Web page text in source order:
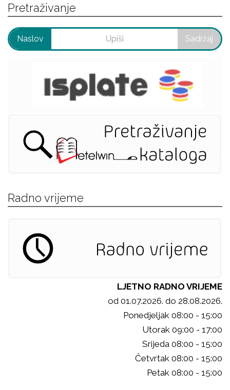
Pretraživanje
Naslov Sadržaj
Radno vrijeme
LJETNO RADNO VRIJEME
od 01.07.2026. do 28.08.2026.
Ponedjeljak 08:00 - 15:00
Utorak 09:00 - 17:00
Srijeda 08:00 - 15:00
Četvrtak 08:00 - 15:00
Petak 08:00 - 15:00